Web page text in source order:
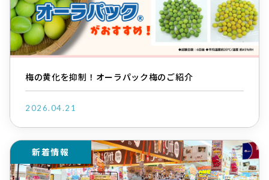
梅の黄化を抑制！オーラパック梅のご紹介
2026.04.21
新着情報